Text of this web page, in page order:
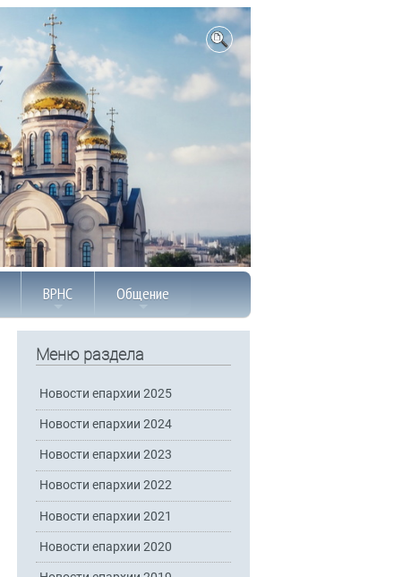
ВРНС Общение
Меню раздела
Новости епархии 2025
Новости епархии 2024
Новости епархии 2023
Новости епархии 2022
Новости епархии 2021
Новости епархии 2020